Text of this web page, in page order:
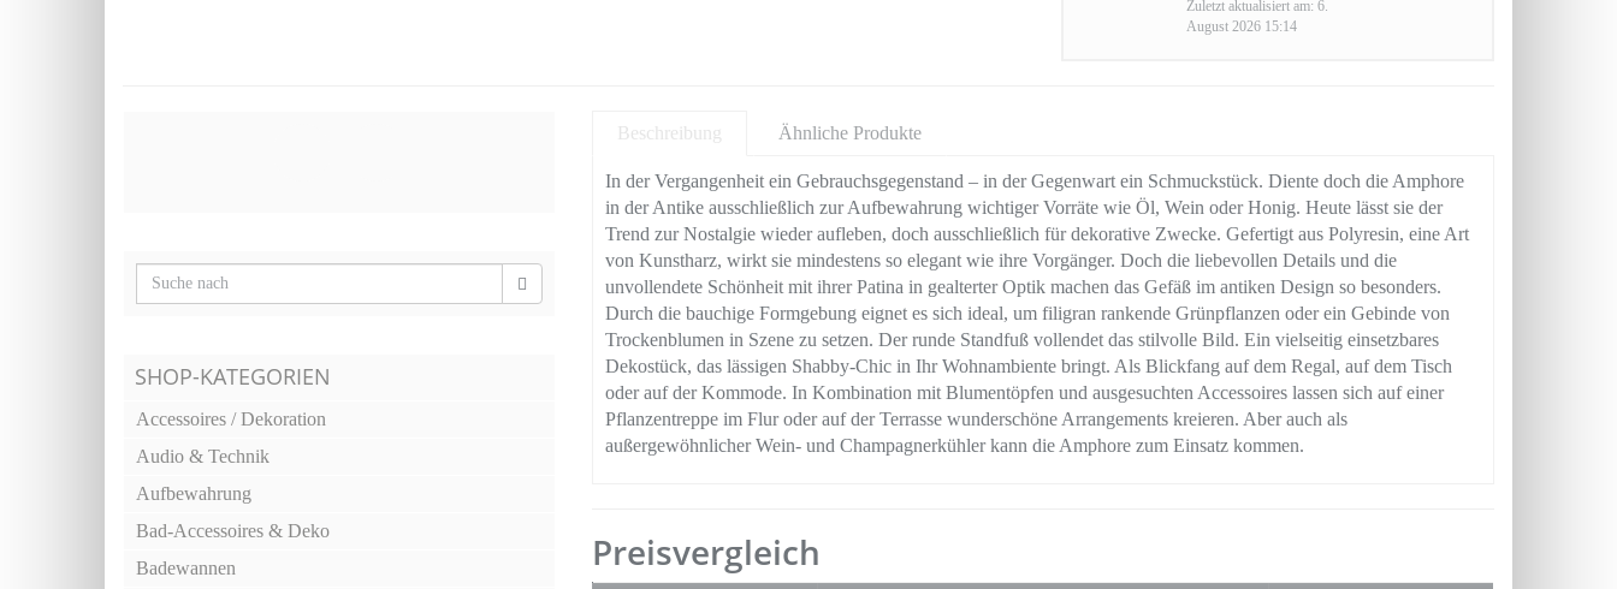
Zuletzt aktualisiert am: 6.
August 2026 15:14
Beschreibung Ähnliche Produkte
In der Vergangenheit ein Gebrauchsgegenstand – in der Gegenwart ein Schmuckstück. Diente doch die Amphore
in der Antike ausschließlich zur Aufbewahrung wichtiger Vorräte wie Öl, Wein oder Honig. Heute lässt sie der
Trend zur Nostalgie wieder aufleben, doch ausschließlich für dekorative Zwecke. Gefertigt aus Polyresin, eine Art
von Kunstharz, wirkt sie mindestens so elegant wie ihre Vorgänger. Doch die liebevollen Details und die
unvollendete Schönheit mit ihrer Patina in gealterter Optik machen das Gefäß im antiken Design so besonders.
Durch die bauchige Formgebung eignet es sich ideal, um filigran rankende Grünpflanzen oder ein Gebinde von
Trockenblumen in Szene zu setzen. Der runde Standfuß vollendet das stilvolle Bild. Ein vielseitig einsetzbares
Dekostück, das lässigen Shabby-Chic in Ihr Wohnambiente bringt. Als Blickfang auf dem Regal, auf dem Tisch
oder auf der Kommode. In Kombination mit Blumentöpfen und ausgesuchten Accessoires lassen sich auf einer
Pflanzentreppe im Flur oder auf der Terrasse wunderschöne Arrangements kreieren. Aber auch als
außergewöhnlicher Wein- und Champagnerkühler kann die Amphore zum Einsatz kommen.
Preisvergleich
SHOP-KATEGORIEN
Accessoires / Dekoration
Audio & Technik
Aufbewahrung
Bad-Accessoires & Deko
Badewannen